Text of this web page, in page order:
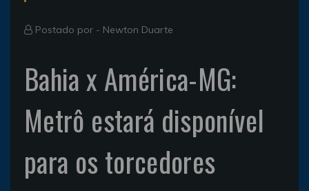
Postado por - Newton Duarte
Bahia x América-MG:
Metrô estará disponível
para os torcedores